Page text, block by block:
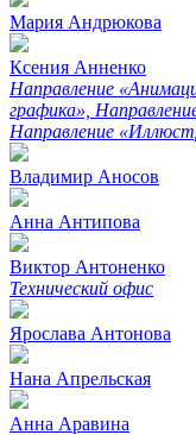
Мария Андрюкова
Ксения Анненко
Направление
графика»,
Направление
Владимир Аносов
Анна Антипова
Виктор Антоненко
Технический офис
Ярослава Антонова
Нана Апрельская
Анна Аравина